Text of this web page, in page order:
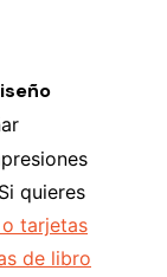
quieres
tarjetas
de libro